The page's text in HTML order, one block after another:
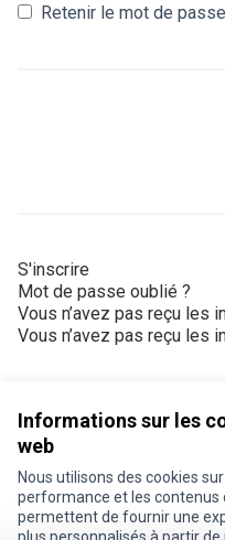
Informations sur les
web
Nous utilisons des cookies
performance et les contenus
permettent de fournir une
Retenir le mot de passe
S'inscrire
Mot de passe oublié ?
Vous n’avez pas reçu les
Vous n’avez pas reçu les
Conditions d'utilisation
Paramètres des cookies
Je participe ! sur X
Je participe ! sur
Je participe ! sur